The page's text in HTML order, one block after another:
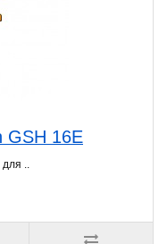
GSH 16Е
..